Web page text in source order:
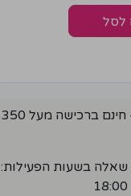
לסל
ברכישה מעל 350 ש״ח
שאלה בשעות הפעילות: